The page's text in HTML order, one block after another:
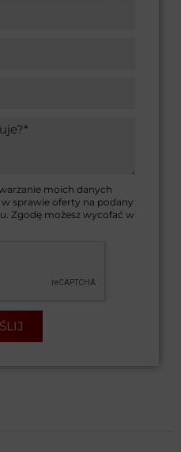
moich danych
sprawie oferty na podany
Zgodę możesz wycofać w